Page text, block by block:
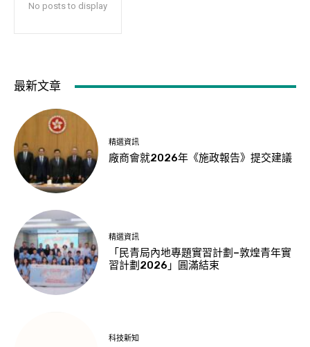
No posts to display
最新文章
精選資訊
廠商會就2026年《施政報告》提交建議
精選資訊
「民青局內地專題實習計劃–敦煌青年實
習計劃2026」圓滿結束
科技新知